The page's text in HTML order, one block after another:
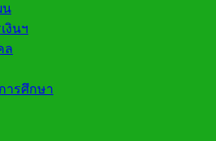
น
งินฯ
ล
ารศึกษา